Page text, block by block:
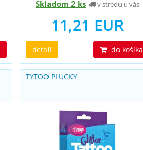
Skladom 2 ks v stredu u vás
11,21 EUR
detail do košíka
TYTOO PLUCKY